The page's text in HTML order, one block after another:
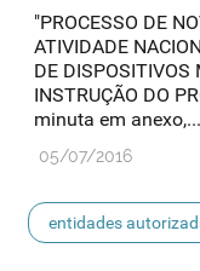
"PROCESSO DE
ATIVIDADE
DE DISPOSITIVOS
INSTRUÇÃO DO
minuta em
05/07/2016
entidades